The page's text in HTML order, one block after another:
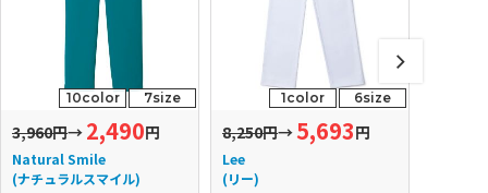
10color 7size
3,960円→ 2,490円
Natural Smile
(ナチュラルスマイル)
1color 6size
8,250円→5,693円
Lee
(リー)